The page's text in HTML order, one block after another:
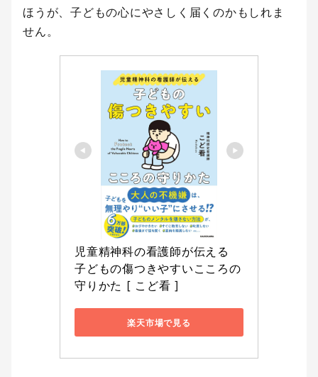
ほうが、子どもの心にやさしく届くのかもしれま
せん。
児童精神科の看護師が伝える
子どもの傷つきやすいこころの
守りかた [ こど看 ]
楽天市場で見る